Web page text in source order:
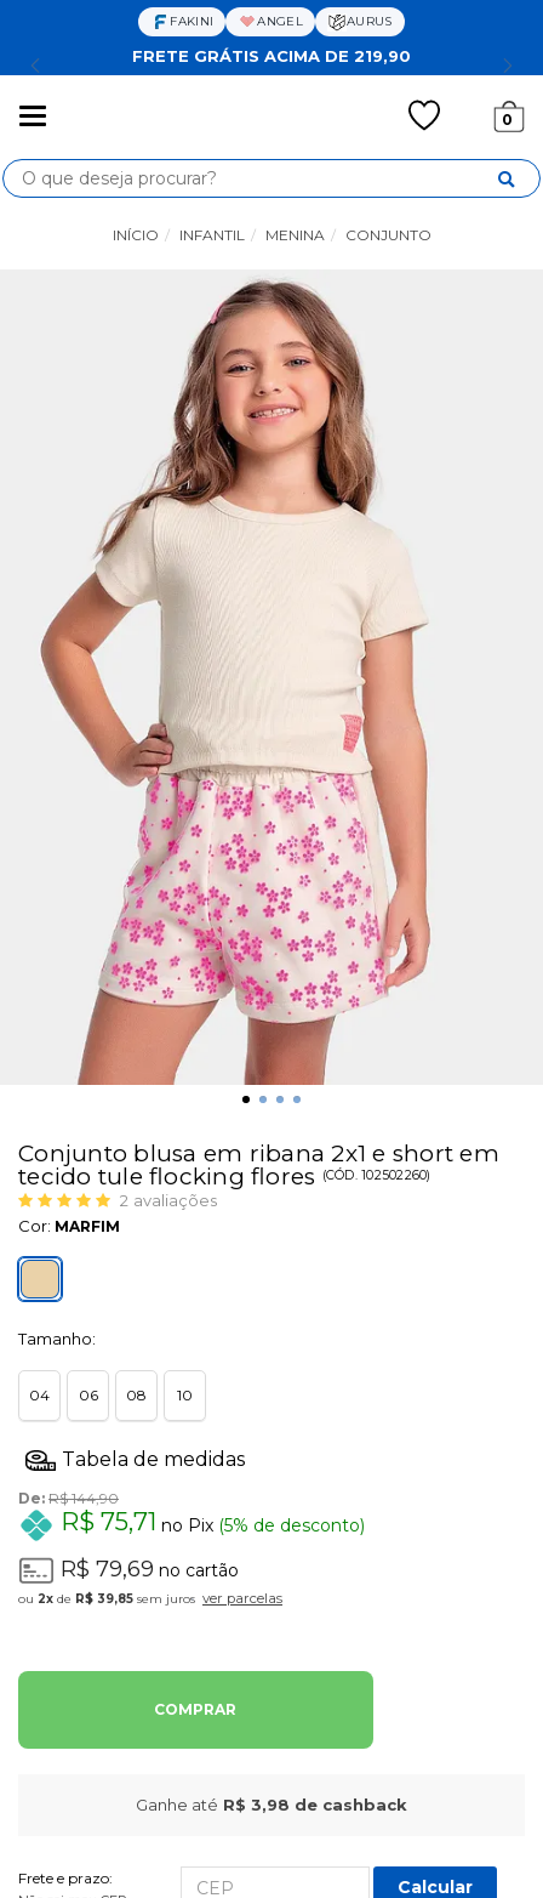
FAKINI ANGEL AURUS
FRETE GRÁTIS ACIMA DE 219,90
0
Busca
INÍCIO INFANTIL MENINA CONJUNTO
Conjunto blusa em ribana 2x1 e short em
tecido tule flocking flores
(CÓD. 102502260)
2 avaliações
Cor: MARFIM
Tamanho:
04 06 08 10
De: R$ 144,90
R$ 75,71 no Pix (5% de desconto)
R$ 79,69 no cartão
2x de R$ 39,85 sem juros ver parcelas
COMPRAR
Ganhe até R$ 3,98 de cashback
Frete e prazo: Calcular